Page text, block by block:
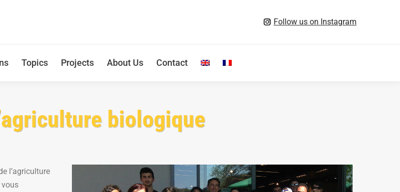
Follow us on Instagram
Topics Projects About Us Contact
biologique
l’agriculture